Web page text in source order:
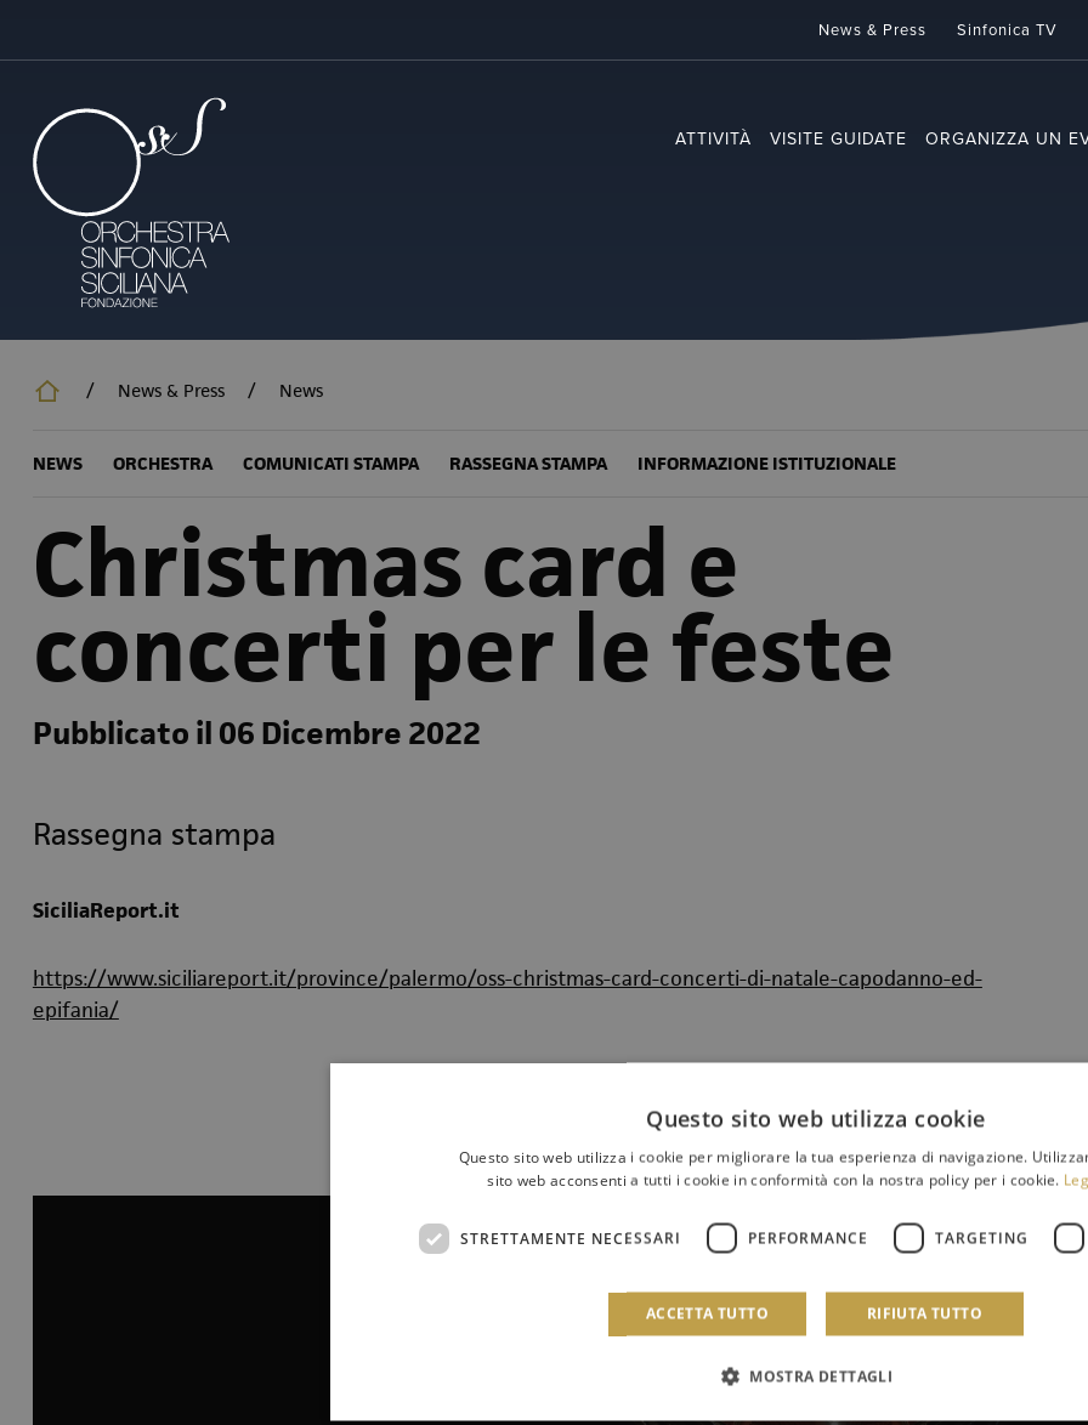
principale
ATTIVITÀ VISITE GUIDATE ORGANIZZA UN
News & Press Sinfonica TV
/ News & Press / News
NEWS ORCHESTRA COMUNICATI STAMPA RASSEGNA STAMPA INFORMAZIONE ISTITUZIONALE
Christmas card e
concerti per le feste
Pubblicato il 06 Dicembre 2022
Rassegna stampa
SiciliaReport.it
https://www.siciliareport.it/province/palermo/oss-christmas-card-concerti-di-natale-capodanno-ed-
epifania/
Newsletter
Questo sito web utilizza cookie
Questo sito web utilizza i cookie per migliorare la tua esperienza di navigazione.
sito web acconsenti a tutti i cookie in conformità con la nostra policy per i cookie.
STRETTAMENTE NECESSARI PERFORMANCE TARGETING
ACCETTA TUTTO RIFIUTA TUTTO
MOSTRA DETTAGLI